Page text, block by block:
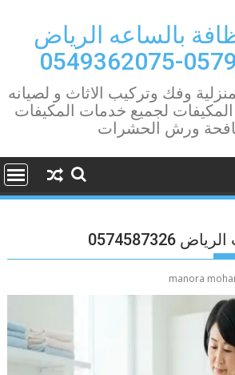
بالساعه الرياض
وفك وتركيب الاثاث و لصيانه
لجميع خدمات المكيفات
ورش الحشرات
0574587326
manora